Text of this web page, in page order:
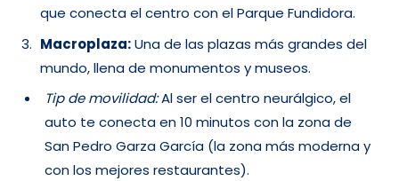
que conecta el centro con el Parque Fundidora.
Macroplaza:Una de las plazas más grandes del
mundo, llena de monumentos y museos.
Tip de movilidad:Al ser el centro neurálgico, el
auto te conecta en 10 minutos con la zona de
San Pedro Garza García (la zona más moderna y
con los mejores restaurantes).